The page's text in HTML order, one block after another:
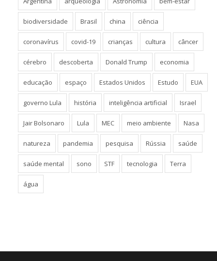
biodiversidade Brasil china ciência
coronavírus covid-19 crianças cultura câncer
cérebro descoberta Donald Trump economia
educação espaço Estados Unidos Estudo EUA
governo Lula história inteligência artificial Israel
Jair Bolsonaro Lula MEC meio ambiente Nasa
natureza pandemia pesquisa Rússia saúde
saúde mental sono STF tecnologia Terra
água